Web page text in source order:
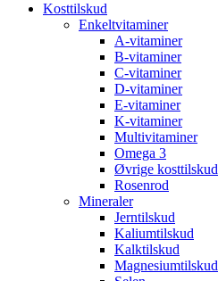
Kosttilskud
Enkeltvitaminer
A-vitaminer
B-vitaminer
C-vitaminer
D-vitaminer
E-vitaminer
K-vitaminer
Multivitaminer
Omega 3
Øvrige kosttilskud
Rosenrod
Mineraler
Jerntilskud
Kaliumtilskud
Kalktilskud
Magnesiumtilskud